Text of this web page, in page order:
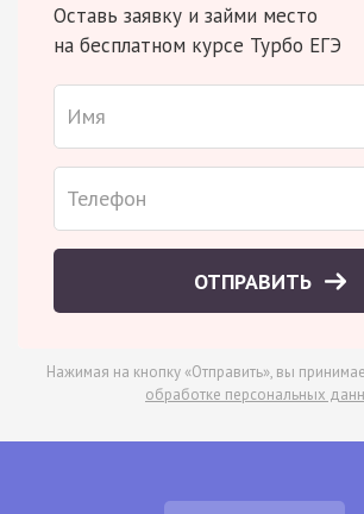
Оставь заявку и займи место
на бесплатном курсе Турбо ЕГЭ
ОТПРАВИТЬ
Нажимая на кнопку «Отправить», вы
обработке персональных